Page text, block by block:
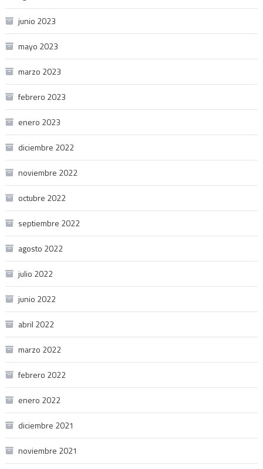
junio 2023
mayo 2023
marzo 2023
febrero 2023
enero 2023
diciembre 2022
noviembre 2022
octubre 2022
septiembre 2022
agosto 2022
julio 2022
junio 2022
abril 2022
marzo 2022
febrero 2022
enero 2022
diciembre 2021
noviembre 2021